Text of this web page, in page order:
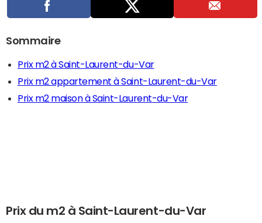
Sommaire
Prix m2 à Saint-Laurent-du-Var
Prix m2 appartement à Saint-Laurent-du-Var
Prix m2 maison à Saint-Laurent-du-Var
Prix du m2 à Saint-Laurent-du-Var